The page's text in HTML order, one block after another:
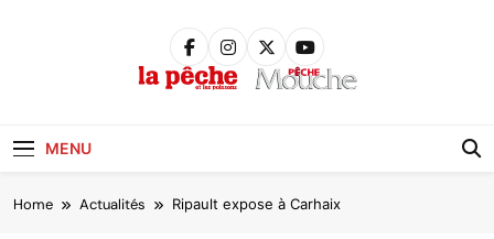
MENU
Home Actualités Ripault expose à Carhaix